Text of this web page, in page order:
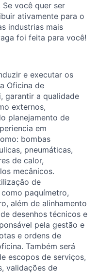
você quer ser
ativamente para o
industrias mais
foi feita para você!
e executar os
Oficina de
garantir a qualidade
externos,
planejamento de
em
bombas
pneumáticas,
de calor,
mecânicos.
de
paquímetro,
além de alinhamento
desenhos técnicos e
pela gestão e
e ordens de
Também será
escopos de serviços,
validações de